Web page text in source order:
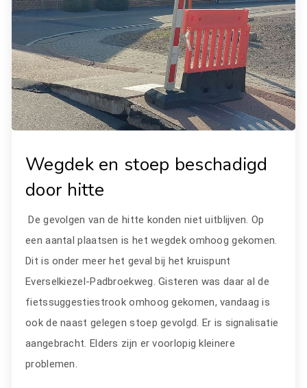
Wegdek en stoep beschadigd
door hitte
De gevolgen van de hitte konden niet uitblijven. Op
een aantal plaatsen is het wegdek omhoog gekomen.
Dit is onder meer het geval bij het kruispunt
Everselkiezel-Padbroekweg. Gisteren was daar al de
fietssuggestiestrook omhoog gekomen, vandaag is
ook de naast gelegen stoep gevolgd. Er is signalisatie
aangebracht. Elders zijn er voorlopig kleinere
problemen.